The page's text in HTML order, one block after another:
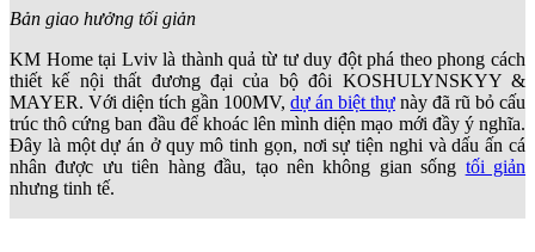
Bản giao hưởng tối giản
KM Home tại Lviv là thành quả từ tư duy đột phá theo phong cách
thiết kế nội thất đương đại của bộ đôi KOSHULYNSKYY &
MAYER. Với diện tích gần 100MV, dự án biệt thự này đã rũ bỏ cấu
trúc thô cứng ban đầu để khoác lên mình diện mạo mới đầy ý nghĩa.
Đây là một dự án ở quy mô tinh gọn, nơi sự tiện nghi và dấu ấn cá
nhân được ưu tiên hàng đầu, tạo nên không gian sống tối giản
nhưng tinh tế.